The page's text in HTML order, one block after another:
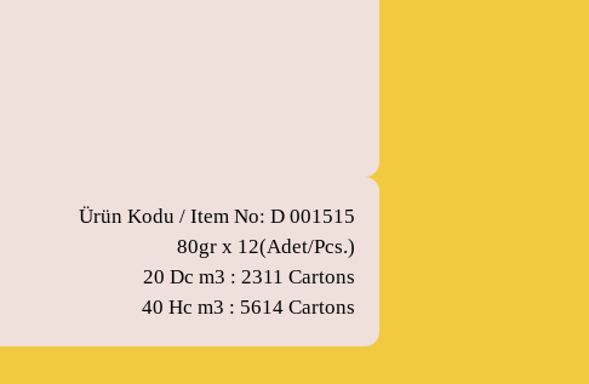
Ürün Kodu / Item No: D 001515
80gr x 12(Adet/Pcs.)
20 Dc m3 : 2311 Cartons
40 Hc m3 : 5614 Cartons